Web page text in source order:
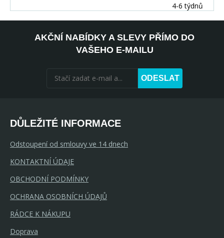
4-6 týdnů
AKČNÍ NABÍDKY A SLEVY PŘÍMO DO
VAŠEHO E-MAILU
ODESLAT
DŮLEŽITÉ INFORMACE
Odstoupení od smlouvy ve 14 dnech
KONTAKTNÍ ÚDAJE
OBCHODNÍ PODMÍNKY
OCHRANA OSOBNÍCH ÚDAJŮ
RÁDCE K NÁKUPU
Doprava